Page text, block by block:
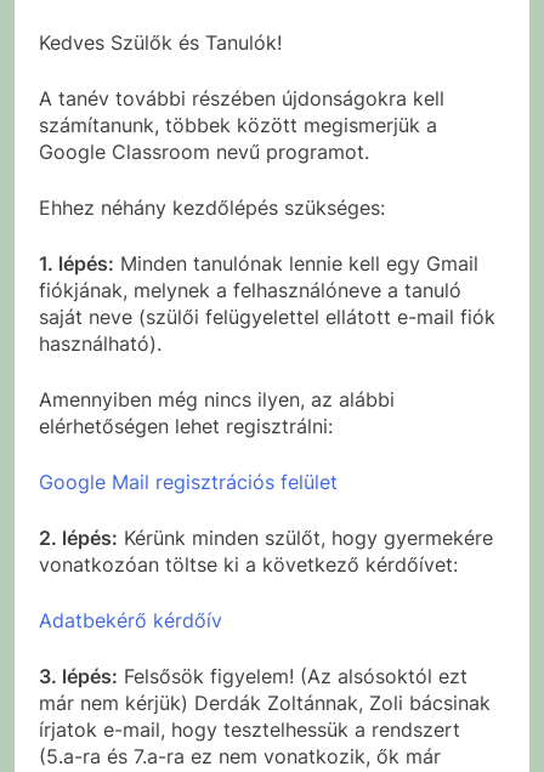
Kedves Szülők és Tanulók!
A tanév további részében újdonságokra kell
számítanunk, többek között megismerjük a
Google Classroom nevű programot.
Ehhez néhány kezdőlépés szükséges:
1. lépés: Minden tanulónak lennie kell egy Gmail
fiókjának, melynek a felhasználóneve a tanuló
saját neve (szülői felügyelettel ellátott e-mail fiók
használható).
Amennyiben még nincs ilyen, az alábbi
elérhetőségen lehet regisztrálni:
Google Mail regisztrációs felület
2. lépés: Kérünk minden szülőt, hogy gyermekére
vonatkozóan töltse ki a következő kérdőívet:
Adatbekérő kérdőív
3. lépés: Felsősök figyelem! (Az alsósoktól ezt
már nem kérjük) Derdák Zoltánnak, Zoli bácsinak
írjatok e-mail, hogy tesztelhessük a rendszert
(5.a-ra és 7.a-ra ez nem vonatkozik, ők már